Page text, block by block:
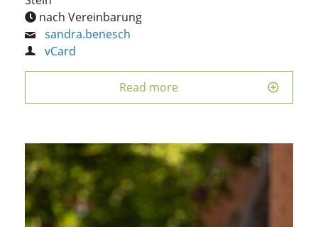
nach Vereinbarung
sandra.benesch
vCard
Read more